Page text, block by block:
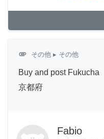
attachment その他 ▸ その他
Buy and post Fukucha
京都府
Fabio